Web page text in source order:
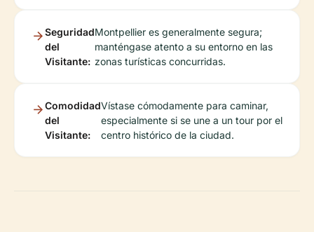
Seguridad
del
Visitante:
Montpellier es generalmente segura;
manténgase atento a su entorno en las
zonas turísticas concurridas.
Comodidad
del
Visitante:
Vístase cómodamente para caminar,
especialmente si se une a un tour por el
centro histórico de la ciudad.